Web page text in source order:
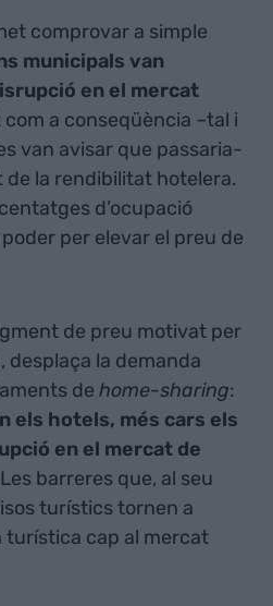
comprovar a simple
municipals van
en el mercat
a conseqüència –tal i
van avisar que passaria-
la rendibilitat hotelera.
d’ocupació
per elevar el preu de
de preu motivat per
desplaça la demanda
de home-sharing:
els hotels, més cars els
en el mercat de
barreres que, al seu
turístics tornen a
turística cap al mercat